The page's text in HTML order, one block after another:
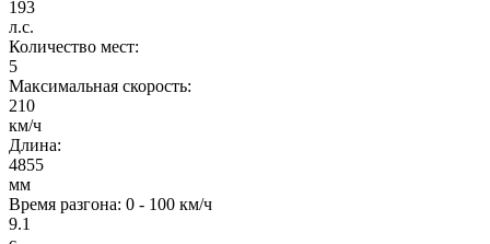
193
л.с.
Количество мест:
5
Максимальная скорость:
210
км/ч
Длина:
4855
мм
Время разгона: 0 - 100 км/ч
9.1